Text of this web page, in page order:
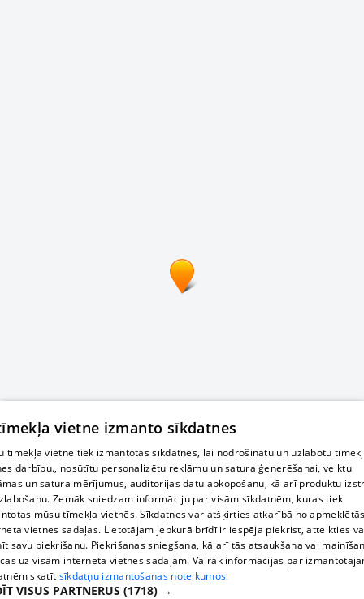
vietne izmanto sīkdatnes
tīmekļa vietnē tiek izmantotas sīkdatnes, lai nodrošinātu un uzlabotu
darbību., nosūtītu personalizētu reklāmu un satura ģenerēšanai, veiktu
un satura mērījumus, auditorijas datu apkopošanu, kā arī produktu
Zemāk sniedzam informāciju par visām sīkdatnēm, kuras tiek
mūsu tīmekļa vietnēs. Sīkdatnes var atšķirties atkarībā no
vietnes sadaļas. Lietotājam jebkurā brīdī ir iespēja piekrist, atteikties
savu piekrišanu. Piekrišanas sniegšana, kā arī tās atsaukšana vai
uz visām interneta vietnes sadaļām. Vairāk informācijas par
skatīt sīkdatņu izmantošanas noteikumos.
VISUS PARTNERUS (1718) →